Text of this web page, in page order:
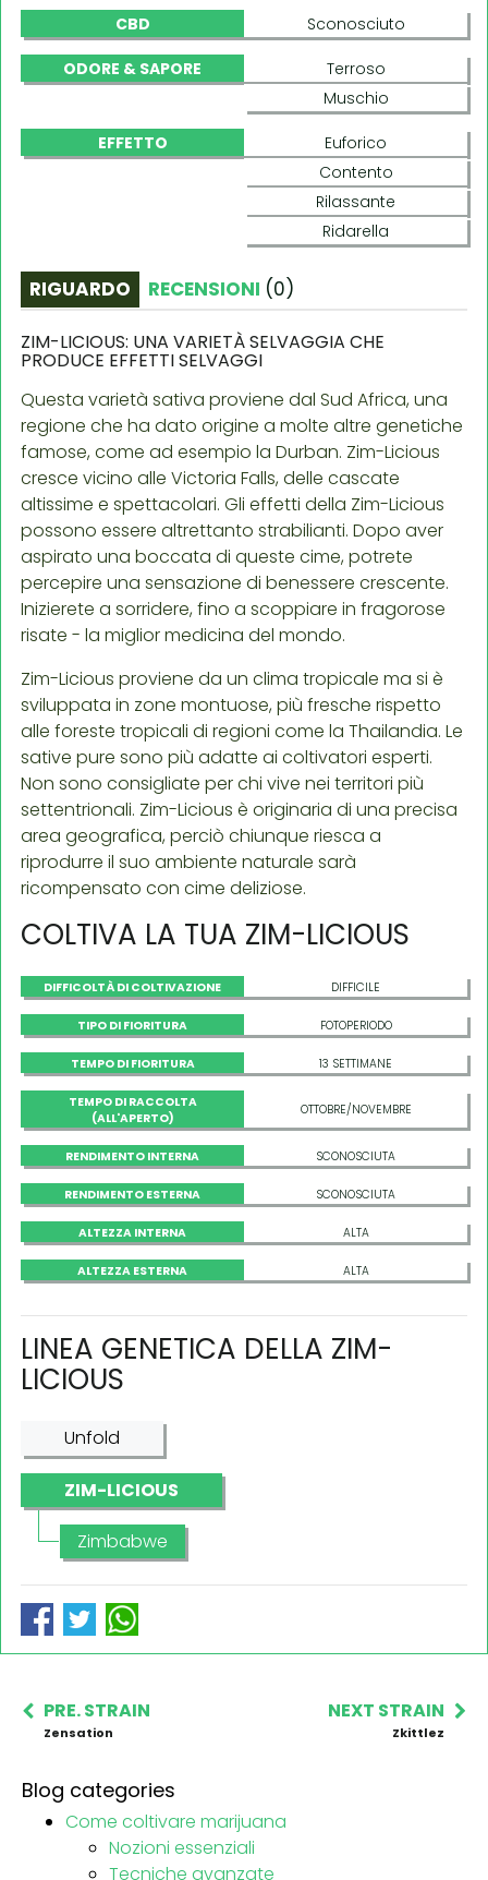
CBD Sconosciuto
ODORE & SAPORE
Terroso
Muschio
EFFETTO
Euforico
Contento
Rilassante
Ridarella
RIGUARDO RECENSIONI (0)
ZIM-LICIOUS: UNA VARIETÀ SELVAGGIA CHE
PRODUCE EFFETTI SELVAGGI
Questa varietà sativa proviene dal Sud Africa, una
regione che ha dato origine a molte altre genetiche
famose, come ad esempio la Durban. Zim-Licious
cresce vicino alle Victoria Falls, delle cascate
altissime e spettacolari. Gli effetti della Zim-Licious
possono essere altrettanto strabilianti. Dopo aver
aspirato una boccata di queste cime, potrete
percepire una sensazione di benessere crescente.
Inizierete a sorridere, fino a scoppiare in fragorose
risate - la miglior medicina del mondo.
Zim-Licious proviene da un clima tropicale ma si è
sviluppata in zone montuose, più fresche rispetto
alle foreste tropicali di regioni come la Thailandia. Le
sative pure sono più adatte ai coltivatori esperti.
Non sono consigliate per chi vive nei territori più
settentrionali. Zim-Licious è originaria di una precisa
area geografica, perciò chiunque riesca a
riprodurre il suo ambiente naturale sarà
ricompensato con cime deliziose.
COLTIVA LA TUA ZIM-LICIOUS
DIFFICOLTÀ DI COLTIVAZIONE DIFFICILE
TIPO DI FIORITURA FOTOPERIODO
TEMPO DI FIORITURA 13 SETTIMANE
TEMPO DI RACCOLTA
(ALL'APERTO)
OTTOBRE/NOVEMBRE
RENDIMENTO INTERNA SCONOSCIUTA
RENDIMENTO ESTERNA SCONOSCIUTA
ALTEZZA INTERNA ALTA
ALTEZZA ESTERNA ALTA
LINEA GENETICA DELLA ZIM-
LICIOUS
Unfold
ZIM-LICIOUS
Zimbabwe
PRE. STRAIN
Zensation
NEXT STRAIN
Zkittlez
Blog categories
Come coltivare marijuana
Nozioni essenziali
Tecniche avanzate